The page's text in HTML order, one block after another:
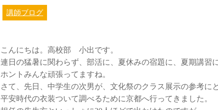
講師ブログ
こんにちは。高校部 小出です。
連日の猛暑に関わらず、部活に、夏休みの宿題に、夏期講習
ホントみんな頑張ってますね。
さて、先日、中学生の次男が、文化祭のクラス展示の参考にと
平安時代の衣装ついて調べるために京都へ行ってきました。